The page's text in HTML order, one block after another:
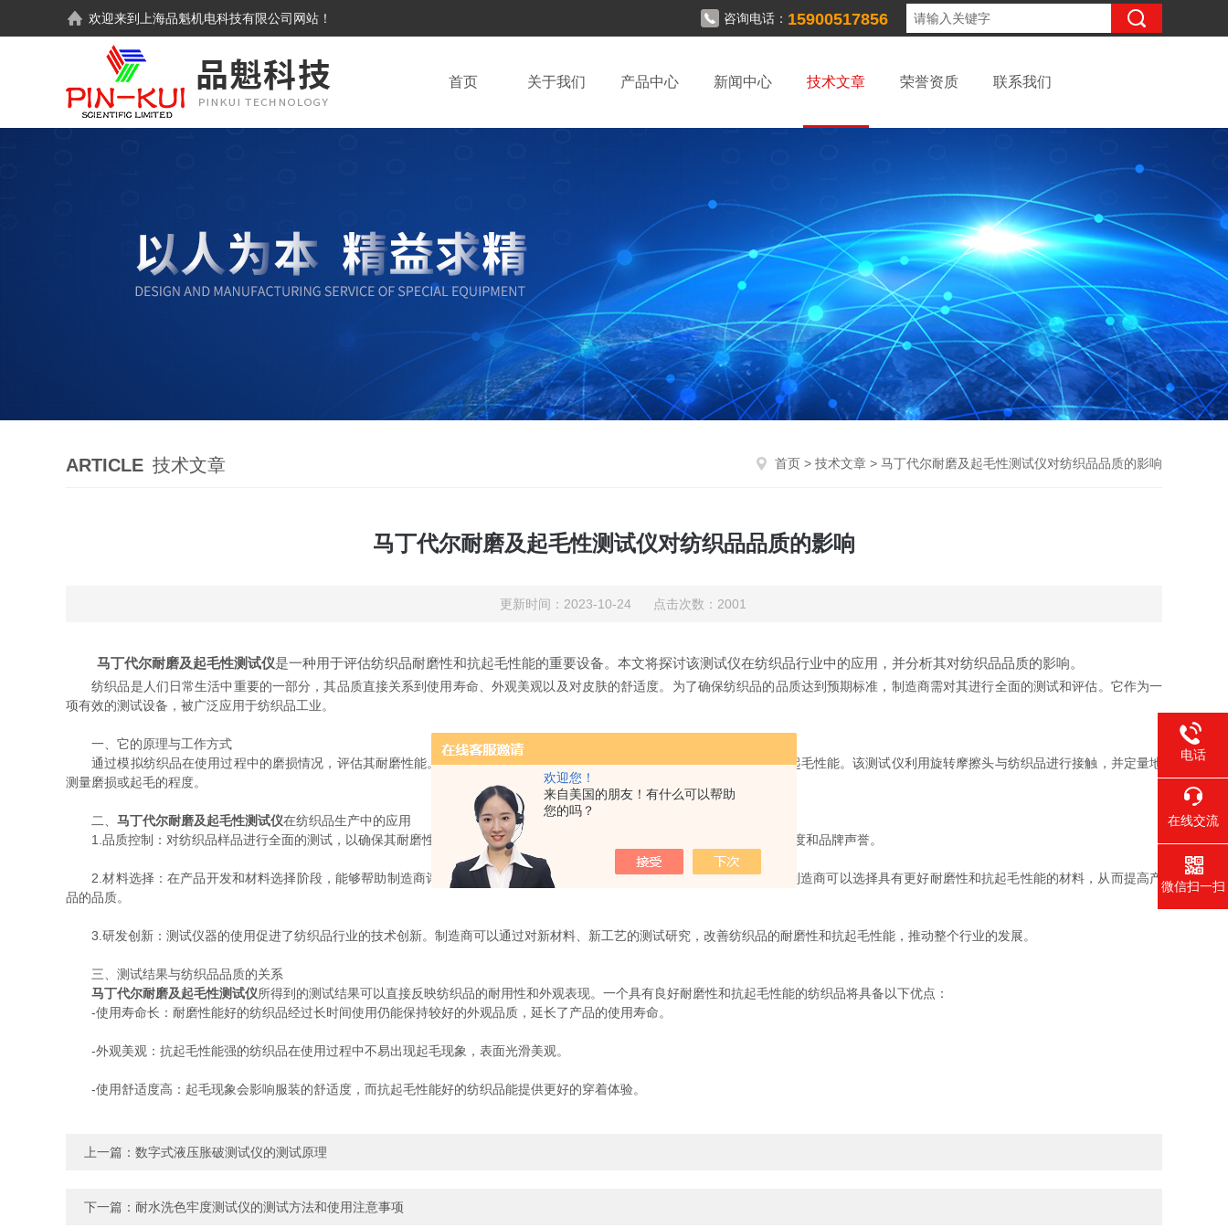
欢迎您！
来自美国的朋友！有什么可以帮助
您的吗？
欢迎来到 上海品魁机电科技有限公司 网站！ 咨询电话： 15900517856
首页 关于我们 产品中心 新闻中心 技术文章 荣誉资质 联系我们
ARTICLE 技术文章 首页 > 技术文章 > 马丁代尔耐磨及起毛性测试仪对纺织品品质的影响
马丁代尔耐磨及起毛性测试仪对纺织品品质的影响
更新时间：2023-10-24 点击次数：2001
马丁代尔耐磨及起毛性测试仪是一种用于评估纺织品耐磨性和抗起毛性能的重要设备。本文将探讨该测试仪在纺织品行业中的应用，并分析其对纺织品品质的影响。
纺织品是人们日常生活中重要的一部分，其品质直接关系到使用寿命、外观美观以及对皮肤的舒适度。为了确保纺织品的品质达到预期标准，制造商需对其进行全面的测试和评估。它作为一
项有效的测试设备，被广泛应用于纺织品工业。
一、它的原理与工作方式
通过模拟纺织品在使用过程中的磨损情况，评估其耐磨性能。同时，它还能模拟摩擦引起的纺织品表面起毛情况，评估其抗起毛性能。该测试仪利用旋转摩擦头与纺织品进行接触，并定量地
测量磨损或起毛的程度。
二、 马丁代尔耐磨及起毛性测试仪在纺织品生产中的应用
1.品质控制：对纺织品样品进行全面的测试，以确保其耐磨性和抗起毛性符合要求。这有助于减少产品退货率，提高客户满意度和品牌声誉。
2.材料选择：在产品开发和材料选择阶段，能够帮助制造商评估不同纺织材料的性能差异。通过比较不同材料的测试结果，制造商可以选择具有更好耐磨性和抗起毛性能的材料，从而提高产
品的品质。
3.研发创新：测试仪器的使用促进了纺织品行业的技术创新。制造商可以通过对新材料、新工艺的测试研究，改善纺织品的耐磨性和抗起毛性能，推动整个行业的发展。
三、测试结果与纺织品品质的关系
马丁代尔耐磨及起毛性测试仪所得到的测试结果可以直接反映纺织品的耐用性和外观表现。一个具有良好耐磨性和抗起毛性能的纺织品将具备以下优点：
-使用寿命长：耐磨性能好的纺织品经过长时间使用仍能保持较好的外观品质，延长了产品的使用寿命。
-外观美观：抗起毛性能强的纺织品在使用过程中不易出现起毛现象，表面光滑美观。
-使用舒适度高：起毛现象会影响服装的舒适度，而抗起毛性能好的纺织品能提供更好的穿着体验。
上一篇： 数字式液压胀破测试仪的测试原理
下一篇： 耐水洗色牢度测试仪的测试方法和使用注意事项
电话
在线交流
微信扫一扫